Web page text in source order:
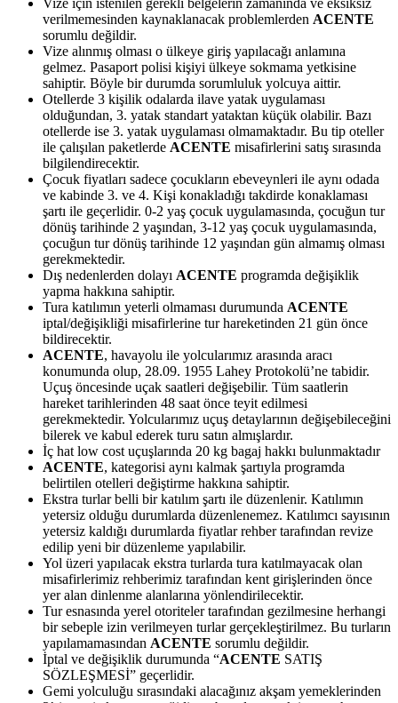
verilmemesinden kaynaklanacak problemlerden ACENTE
sorumlu değildir.
Vize alınmış olması o ülkeye giriş yapılacağı anlamına
gelmez. Pasaport polisi kişiyi ülkeye sokmama yetkisine
sahiptir. Böyle bir durumda sorumluluk yolcuya aittir.
Otellerde 3 kişilik odalarda ilave yatak uygulaması
olduğundan, 3. yatak standart yataktan küçük olabilir. Bazı
otellerde ise 3. yatak uygulaması olmamaktadır. Bu tip oteller
ile çalışılan paketlerde ACENTE misafirlerini satış sırasında
bilgilendirecektir.
Çocuk fiyatları sadece çocukların ebeveynleri ile aynı odada
ve kabinde 3. ve 4. Kişi konakladığı takdirde konaklaması
şartı ile geçerlidir. 0-2 yaş çocuk uygulamasında, çocuğun tur
dönüş tarihinde 2 yaşından, 3-12 yaş çocuk uygulamasında,
çocuğun tur dönüş tarihinde 12 yaşından gün almamış olması
gerekmektedir.
Dış nedenlerden dolayı ACENTE programda değişiklik
yapma hakkına sahiptir.
Tura katılımın yeterli olmaması durumunda ACENTE
iptal/değişikliği misafirlerine tur hareketinden 21 gün önce
bildirecektir.
ACENTE, havayolu ile yolcularımız arasında aracı
konumunda olup, 28.09. 1955 Lahey Protokolü’ne tabidir.
Uçuş öncesinde uçak saatleri değişebilir. Tüm saatlerin
hareket tarihlerinden 48 saat önce teyit edilmesi
gerekmektedir. Yolcularımız uçuş detaylarının değişebileceğini
bilerek ve kabul ederek turu satın almışlardır.
İç hat low cost uçuşlarında 20 kg bagaj hakkı bulunmaktadır
ACENTE, kategorisi aynı kalmak şartıyla programda
belirtilen otelleri değiştirme hakkına sahiptir.
Ekstra turlar belli bir katılım şartı ile düzenlenir. Katılımın
yetersiz olduğu durumlarda düzenlenemez. Katılımcı sayısının
yetersiz kaldığı durumlarda fiyatlar rehber tarafından revize
edilip yeni bir düzenleme yapılabilir.
Yol üzeri yapılacak ekstra turlarda tura katılmayacak olan
misafirlerimiz rehberimiz tarafından kent girişlerinden önce
yer alan dinlenme alanlarına yönlendirilecektir.
Tur esnasında yerel otoriteler tarafından gezilmesine herhangi
bir sebeple izin verilmeyen turlar gerçekleştirilmez. Bu turların
yapılamamasından ACENTE sorumlu değildir.
İptal ve değişiklik durumunda “ACENTE SATIŞ
SÖZLEŞMESİ” geçerlidir.
Gemi yolculuğu sırasındaki alacağınız akşam yemeklerinden